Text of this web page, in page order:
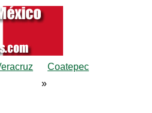
Coatepec
»